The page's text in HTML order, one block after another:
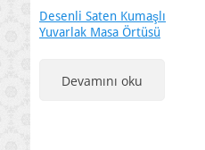
Desenli Saten Kumaşlı
Yuvarlak Masa Örtüsü
Devamını oku